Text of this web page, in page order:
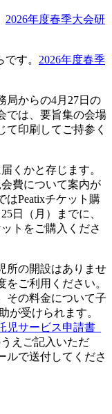
2026年度春季大会研
す。 2026年度春季
局からの4月27日の
では、要旨集の会場
て印刷してご持参く
くかと存じます。
費について案内が
はPeatixチケット購
日（月）までに、
トをご購入くださ
所の開設はありませ
ご利用ください。
その料金について子
が受けられます。
児サービス申請書_
えご記入いただ
ルで送付してくださ